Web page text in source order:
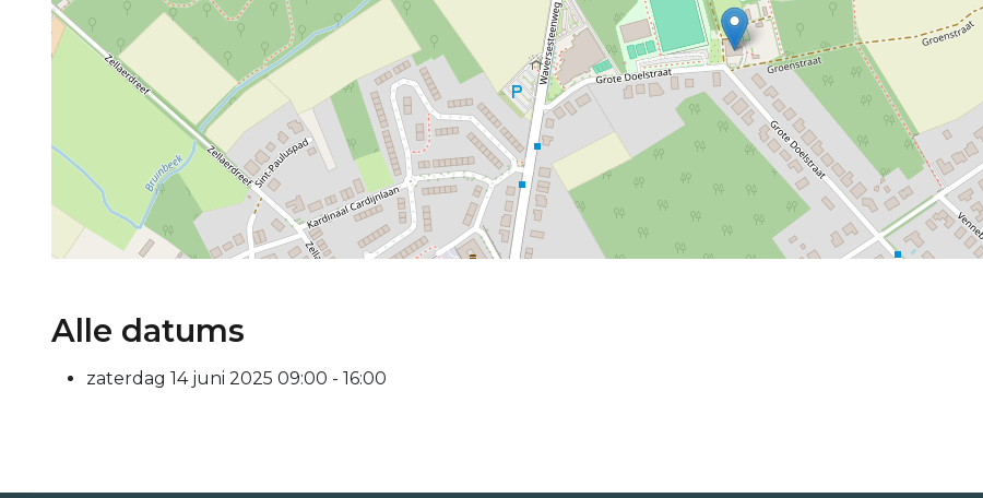
Alle datums
zaterdag 14 juni 2025 09:00 - 16:00